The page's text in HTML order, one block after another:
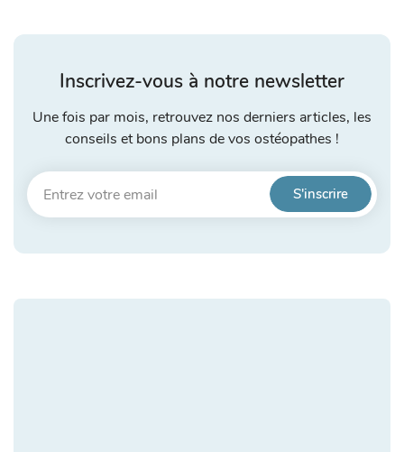
Inscrivez-vous à notre newsletter
Une fois par mois, retrouvez nos derniers articles, les
conseils et bons plans de vos ostéopathes !